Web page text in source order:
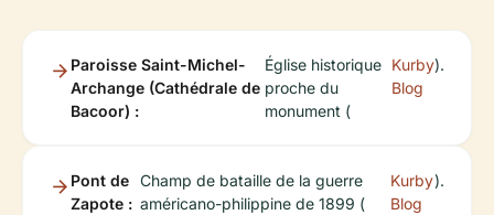
Paroisse Saint-Michel-
Archange (Cathédrale de
Bacoor) :
Église historique
proche du
monument (
Kurby
Blog
).
Pont de
Zapote :
Champ de bataille de la guerre
américano-philippine de 1899 (
Kurby
Blog
).